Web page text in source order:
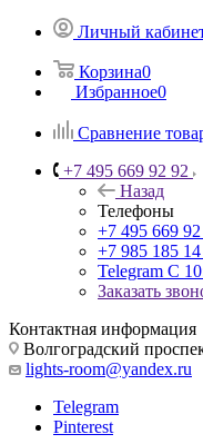
Личный
Корзина0
Избранное0
Сравнение
+7 495 669 92 92
Назад
Телефоны
+7 495 669 92
+7 985 185
Telegram С
Заказать
Контактная информация
Волгоградский
lights-room@yandex.ru
Telegram
Pinterest